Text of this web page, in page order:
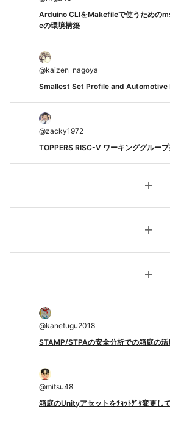
Arduino CLIをMakefileで使うための
eの環境構築
@kaizen_nagoya
Smallest Set Profile and Automotive
@zacky1972
TOPPERS RISC-V ワーキンググルー
add
add
add
@kanetugu2018
STAMP/STPAの安全分析での箱庭の活
@mitsu48
箱庭のUnityアセットをﾁｮｯﾄﾀﾞｹ変更し